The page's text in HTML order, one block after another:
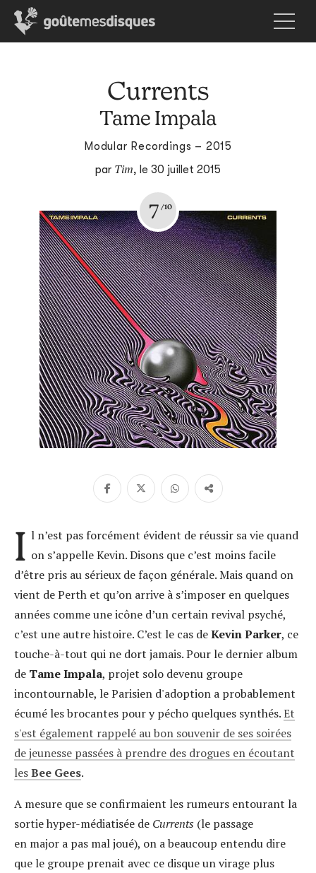
Currents
Tame Impala
Modular Recordings – 2015
par Tim, le 30 juillet 2015
7
I l n’est pas forcément évident de réussir sa vie quand
on s’appelle Kevin. Disons que c’est moins facile
d’être pris au sérieux de façon générale. Mais quand on
vient de Perth et qu’on arrive à s’imposer en quelques
années comme une icône d’un certain revival psyché,
c’est une autre histoire. C’est le cas deKevin Parker, ce
touche-à-tout qui ne dort jamais. Pour le dernier album
de Tame Impala, projet solo devenu groupe
incontournable, le Parisien d'adoption a probablement
écumé les brocantes pour y pécho quelques synthés.Et
s'est également rappelé au bon souvenir de ses soirées
de jeunesse passées à prendre des drogues en écoutant
lesBee Gees.
A mesure que se confirmaient les rumeurs entourant la
sortie hyper-médiatisée de Currents (le passage
en major a pas mal joué), on a beaucoup entendu dire
que le groupe prenait avec ce disque un virage plus